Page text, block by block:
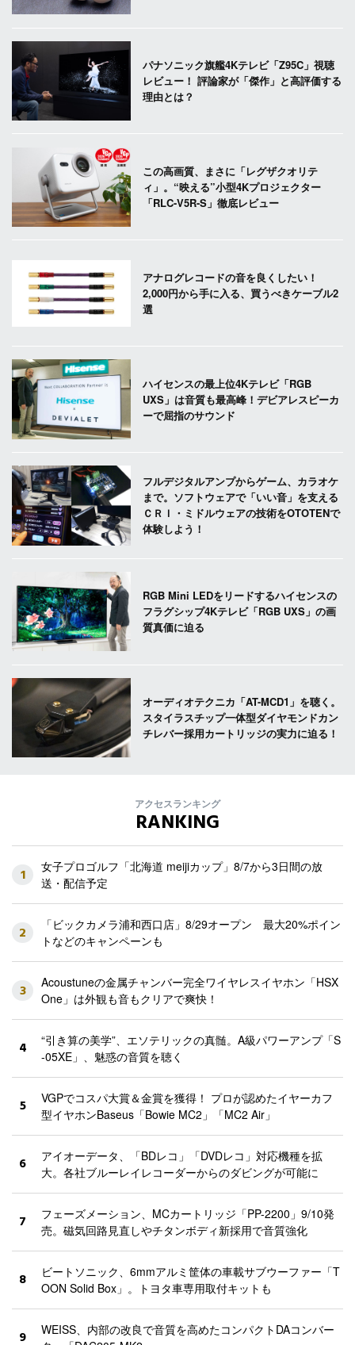
パナソニック旗艦4Kテレビ「Z95C」視聴
レビュー！ 評論家が「傑作」と高評価する
理由とは？
この高画質、まさに「レグザクオリテ
ィ」。“映える”小型4Kプロジェクター
「RLC-V5R-S」徹底レビュー
アナログレコードの音を良くしたい！
2,000円から手に入る、買うべきケーブル2
選
ハイセンスの最上位4Kテレビ「RGB
UXS」は音質も最高峰！デビアレスピーカ
ーで屈指のサウンド
フルデジタルアンプからゲーム、カラオケ
まで。ソフトウェアで「いい音」を支える
ＣＲＩ・ミドルウェアの技術をOTOTENで
体験しよう！
RGB Mini LEDをリードするハイセンスの
フラグシップ4Kテレビ「RGB UXS」の画
質真価に迫る
オーディオテクニカ「AT-MCD1」を聴く。
スタイラスチップ一体型ダイヤモンドカン
チレバー採用カートリッジの実力に迫る！
アクセスランキング
RANKING
1
女子プロゴルフ「北海道 meijiカップ」8/7から3日間の放
送・配信予定
2
「ビックカメラ浦和西口店」8/29オープン 最大20%ポイン
トなどのキャンペーンも
3
Acoustuneの金属チャンバー完全ワイヤレスイヤホン「HSX
One」は外観も音もクリアで爽快！
4
“引き算の美学”、エソテリックの真髄。A級パワーアンプ「S
-05XE」、魅惑の音質を聴く
5
VGPでコスパ大賞＆金賞を獲得！ プロが認めたイヤーカフ
型イヤホンBaseus「Bowie MC2」「MC2 Air」
6
アイオーデータ、「BDレコ」「DVDレコ」対応機種を拡
大。各社ブルーレイレコーダーからのダビングが可能に
7
フェーズメーション、MCカートリッジ「PP-2200」9/10発
売。磁気回路見直しやチタンボディ新採用で音質強化
8
ビートソニック、6mmアルミ筐体の車載サブウーファー「T
OON Solid Box」。トヨタ車専用取付キットも
9
WEISS、内部の改良で音質を高めたコンパクトDAコンバー